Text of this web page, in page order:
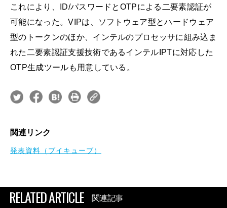
これにより、ID/パスワードとOTPによる二要素認証が
可能になった。VIPは、ソフトウェア型とハードウェア
型のトークンのほか、インテルのプロセッサに組み込ま
れた二要素認証支援技術であるインテルIPTに対応した
OTP生成ツールも用意している。
関連リンク
発表資料（ブイキューブ）
RELATED ARTICLE 関連記事